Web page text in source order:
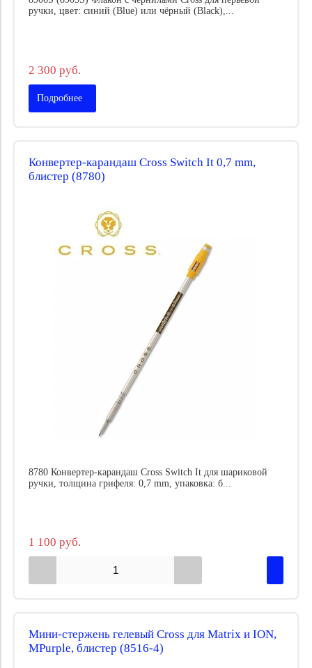
ручки, цвет: синий (Blue) или чёрный (Black),...
2 300 руб.
Подробнее
Конвертер-карандаш Cross Switch It 0,7 mm,
блистер (8780)
8780 Конвертер-карандаш Cross Switch It для шариковой
ручки, толщина грифеля: 0,7 mm, упаковка: б...
1 100 руб.
Мини-стержень гелевый Cross для Matrix и ION,
MPurple, блистер (8516-4)